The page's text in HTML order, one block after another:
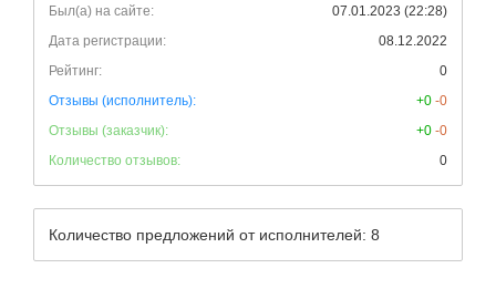
Был(а) на сайте:
07.01.2023 (22:28)
Дата регистрации:
08.12.2022
Рейтинг:
0
Отзывы (исполнитель):
+0 -0
Отзывы (заказчик):
+0 -0
Количество отзывов:
0
Количество предложений от исполнителей: 8